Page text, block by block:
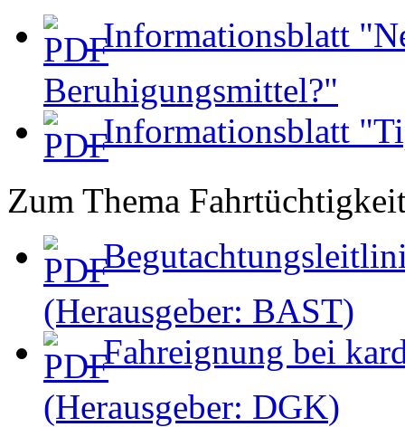
Informationsblatt
Beruhigungsmittel?"
Informationsblatt
Zum Thema
(Herausgeber: BAST)
Fahreignung bei
(Herausgeber: DGK)